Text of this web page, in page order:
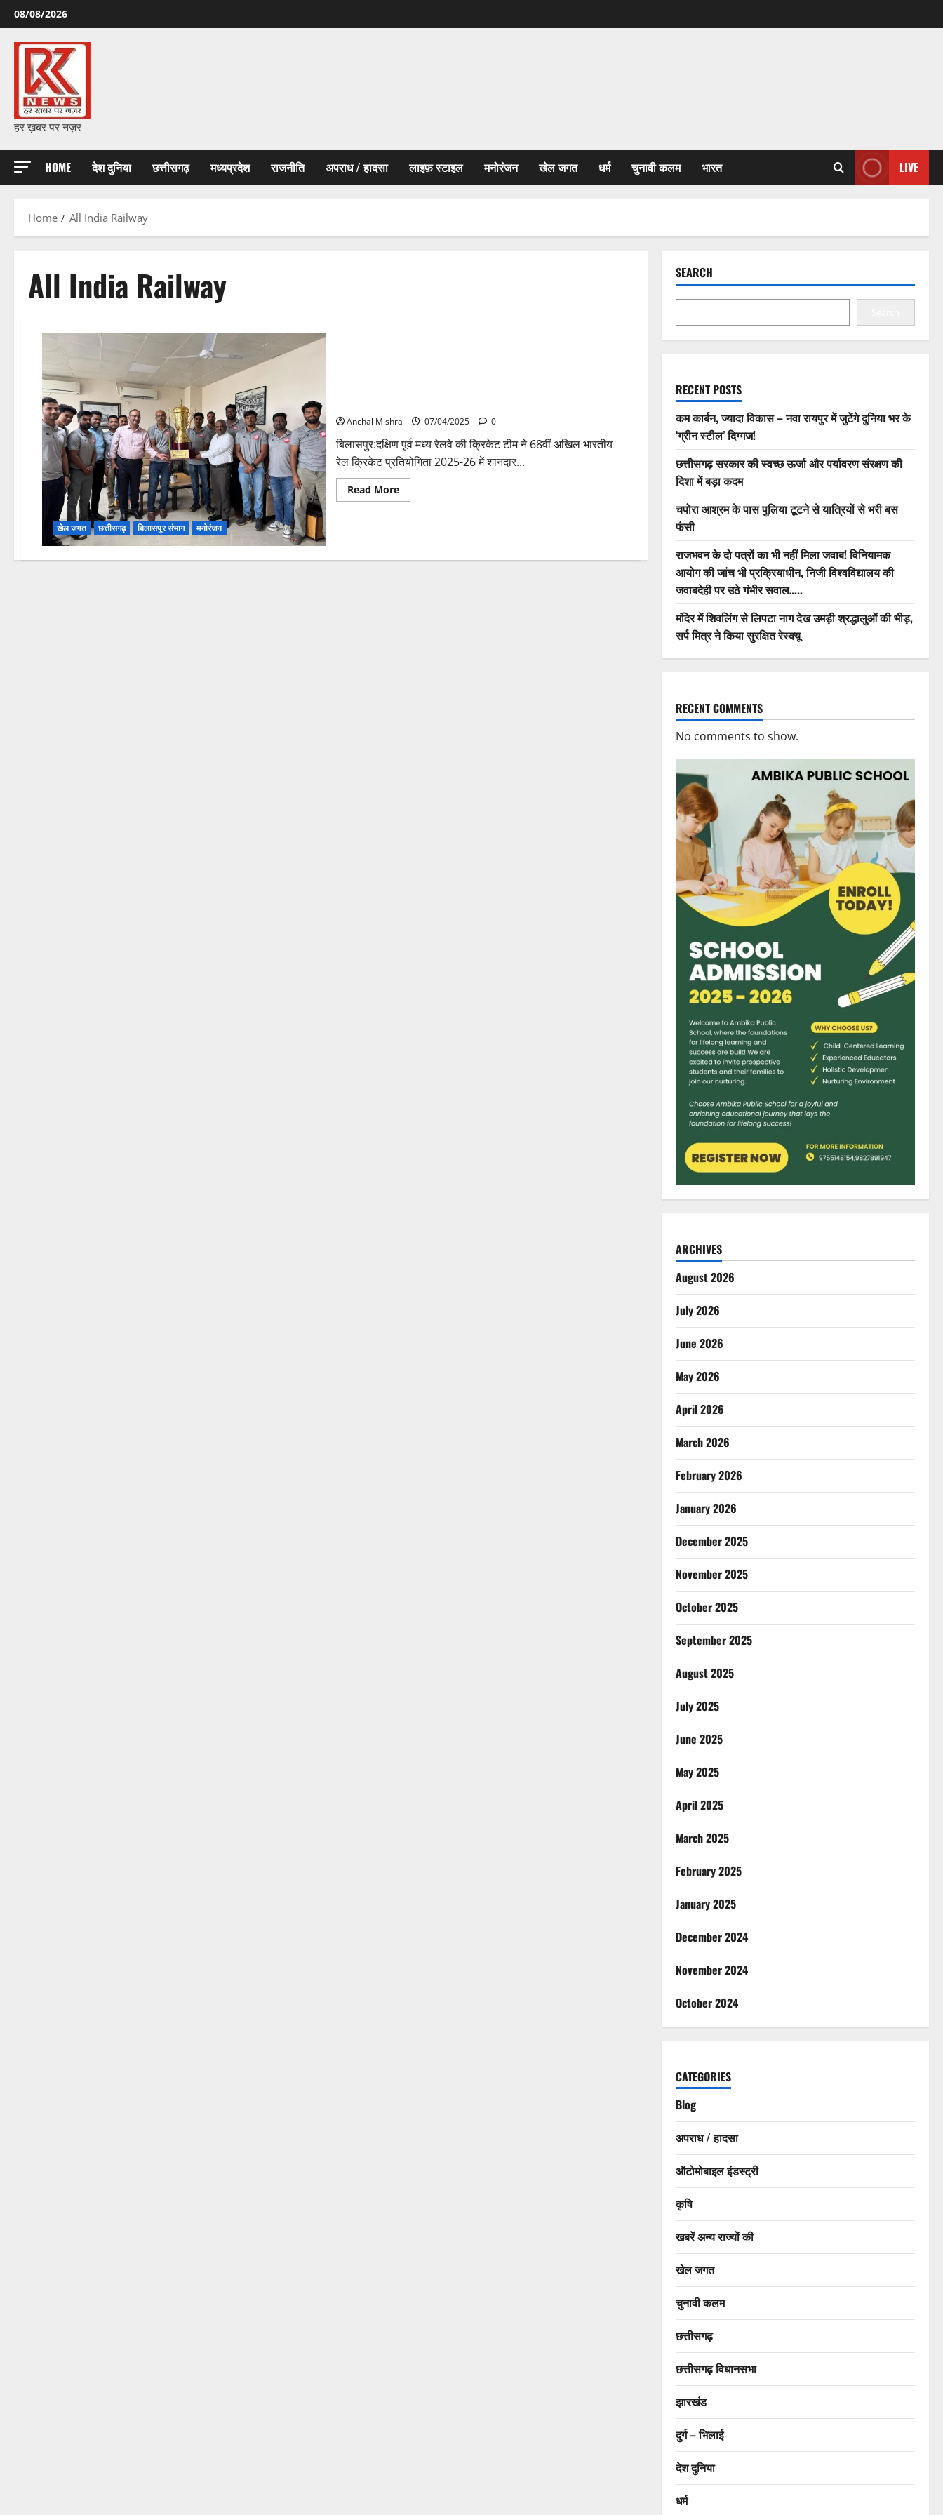
Skip
to
content
08/08/2026
हर ख़बर पर नज़र
HOME देश दुनिया छत्तीसगढ़ मध्यप्रदेश राजनीति अपराध / हादसा लाइफ़ स्टाइल मनोरंजन खेल जगत धर्म चुनावी कलम भारत LIVE
Home All India Railway
All India Railway
खेल जगत छत्तीसगढ़ बिलासपुर संभाग मनोरंजन
Anchal Mishra 07/04/2025 0
बिलासपुर:दक्षिण पूर्व मध्य रेलवे की क्रिकेट टीम ने 68वीं अखिल भारतीय
रेल क्रिकेट प्रतियोगिता 2025-26 में शानदार...
Read MoreRead
more
की
SEARCH
RECENT POSTS
कम कार्बन, ज्यादा विकास – नवा रायपुर में जुटेंगे दुनिया भर के
‘ग्रीन स्टील’ दिग्गज!
छत्तीसगढ़ सरकार की स्वच्छ ऊर्जा और पर्यावरण संरक्षण की
दिशा में बड़ा कदम
चपोरा आश्रम के पास पुलिया टूटने से यात्रियों से भरी बस
फंसी
राजभवन के दो पत्रों का भी नहीं मिला जवाब! विनियामक
आयोग की जांच भी प्रक्रियाधीन, निजी विश्वविद्यालय की
जवाबदेही पर उठे गंभीर सवाल…..
मंदिर में शिवलिंग से लिपटा नाग देख उमड़ी श्रद्धालुओं की भीड़,
सर्प मित्र ने किया सुरक्षित रेस्क्यू
RECENT COMMENTS
No comments to show.
ARCHIVES
August 2026
July 2026
June 2026
May 2026
April 2026
March 2026
February 2026
January 2026
December 2025
November 2025
October 2025
September 2025
August 2025
July 2025
June 2025
May 2025
April 2025
March 2025
February 2025
January 2025
December 2024
November 2024
October 2024
CATEGORIES
Blog
अपराध / हादसा
ऑटोमोबाइल इंडस्ट्री
कृषि
खबरें अन्य राज्यों की
खेल जगत
चुनावी कलम
छत्तीसगढ़
छत्तीसगढ़ विधानसभा
झारखंड
दुर्ग – भिलाई
देश दुनिया
धर्म